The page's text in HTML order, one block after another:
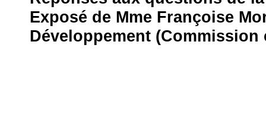
Exposé de Mme Françoise
Développement (Commission